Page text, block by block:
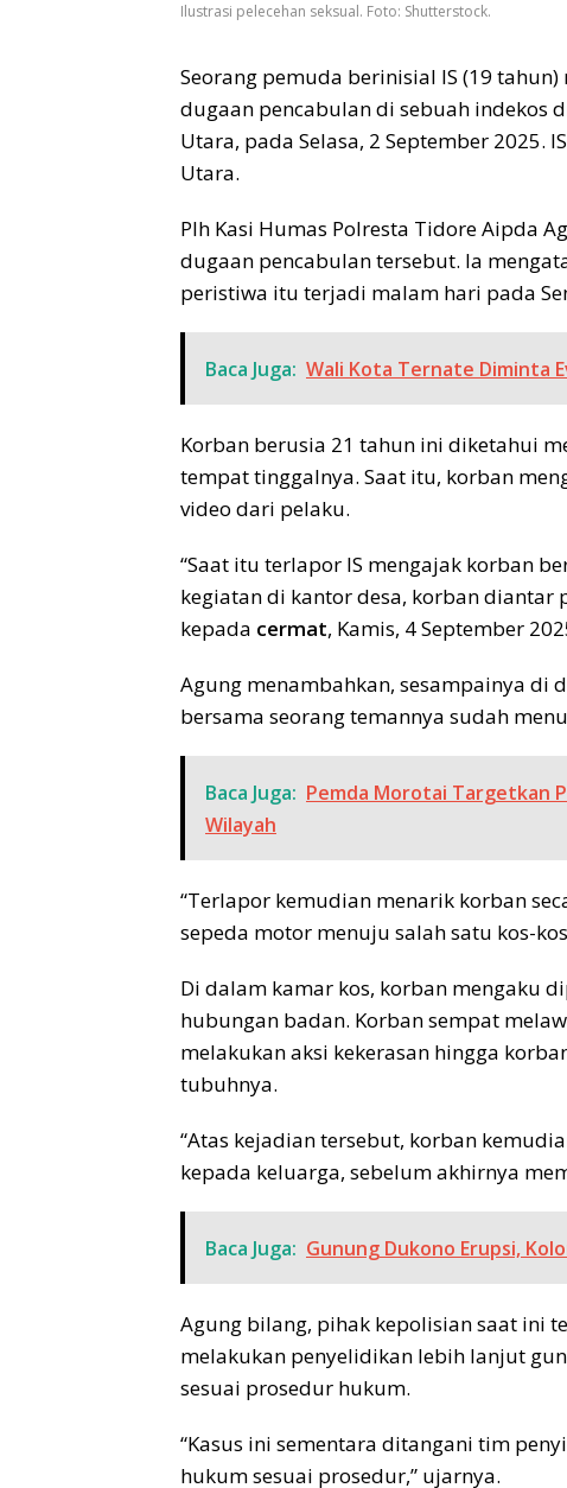
Ilustrasi pelecehan seksual. Foto: Shutterstock.
Seorang pemuda berinisial IS (19
dugaan pencabulan di sebuah indekos
Utara, pada Selasa, 2 September 2025.
Utara.
Plh Kasi Humas Polresta Tidore Aipda
dugaan pencabulan tersebut. Ia
peristiwa itu terjadi malam hari pada
Baca Juga: Wali Kota Ternate Diminta
Korban berusia 21 tahun ini diketahui
tempat tinggalnya. Saat itu, korban
video dari pelaku.
“Saat itu terlapor IS mengajak korban
kegiatan di kantor desa, korban diantar
kepada cermat, Kamis, 4 September
Agung menambahkan, sesampainya di
bersama seorang temannya sudah
Baca Juga: Pemda Morotai Targetkan
Wilayah
“Terlapor kemudian menarik korban
sepeda motor menuju salah satu kos-
Di dalam kamar kos, korban mengaku
hubungan badan. Korban sempat
melakukan aksi kekerasan hingga
tubuhnya.
“Atas kejadian tersebut, korban
kepada keluarga, sebelum akhirnya
Baca Juga: Gunung Dukono Erupsi,
Agung bilang, pihak kepolisian saat ini
melakukan penyelidikan lebih lanjut
sesuai prosedur hukum.
“Kasus ini sementara ditangani tim
hukum sesuai prosedur,” ujarnya.